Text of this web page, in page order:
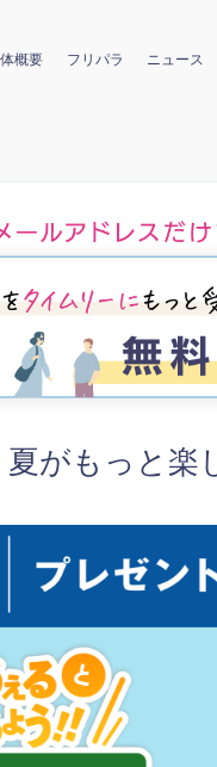
概要 フリパラ ニュース
夏がもっと